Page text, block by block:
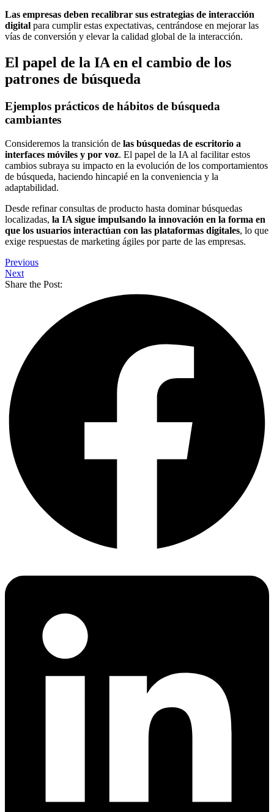
Las empresas deben recalibrar sus estrategias de interacción
digital para cumplir estas expectativas, centrándose en mejorar las
vías de conversión y elevar la calidad global de la interacción.
El papel de la IA en el cambio de los
patrones de búsqueda
Ejemplos prácticos de hábitos de búsqueda
cambiantes
Consideremos la transición de las búsquedas de escritorio a
interfaces móviles y por voz. El papel de la IA al facilitar estos
cambios subraya su impacto en la evolución de los comportamientos
de búsqueda, haciendo hincapié en la conveniencia y la
adaptabilidad.
Desde refinar consultas de producto hasta dominar búsquedas
localizadas, la IA sigue impulsando la innovación en la forma en
que los usuarios interactúan con las plataformas digitales, lo que
exige respuestas de marketing ágiles por parte de las empresas.
Previous
Next
Share the Post: